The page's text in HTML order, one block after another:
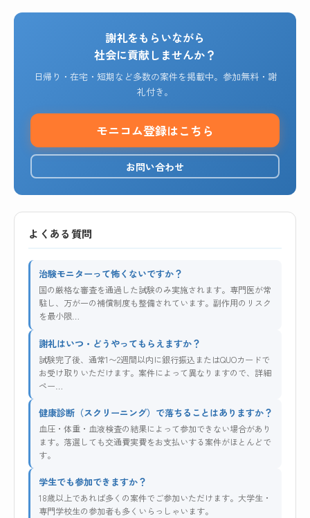
謝礼をもらいながら
社会に貢献しませんか？
日帰り・在宅・短期など多数の案件を掲載中。参加無料・謝
礼付き。
モニコム登録はこちら
お問い合わせ
よくある質問
治験モニターって怖くないですか？
国の厳格な審査を通過した試験のみ実施されます。専門医が常
駐し、万が一の補償制度も整備されています。副作用のリスク
を最小限…
謝礼はいつ・どうやってもらえますか？
試験完了後、通常1〜2週間以内に銀行振込またはQUOカードで
お受け取りいただけます。案件によって異なりますので、詳細
ペー…
健康診断（スクリーニング）で落ちることはありますか？
血圧・体重・血液検査の結果によって参加できない場合があり
ます。落選しても交通費実費をお支払いする案件がほとんどで
す。
学生でも参加できますか？
18歳以上であれば多くの案件でご参加いただけます。大学生・
専門学校生の参加者も多くいらっしゃいます。